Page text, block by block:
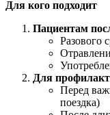
Для кого подходит
Пациентам
Разового
Для
Перед
поездка)